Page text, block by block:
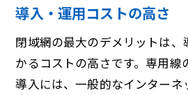
導入・運用コストの高さ
閉域網の最大のデメリットは、
かるコストの高さです。専用線
導入には、一般的なインターネ